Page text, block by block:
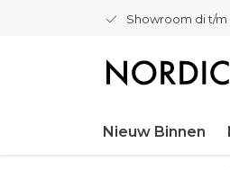
Showroom di t/m
Nieuw Binnen